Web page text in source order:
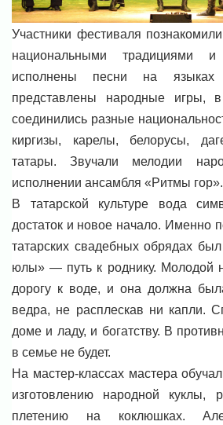
Участники фестиваля
национальными традициями
исполнены песни на языках
представлены народные игры,
соединились разные
киргизы, карелы, белорусы,
татары. Звучали мелодии
исполнении ансамбля «Ритмы гор».
В татарской культуре вода
достаток и новое начало. Именно
татарских свадебных обрядах
юлы» — путь к роднику. Молодой
дорогу к воде, и она должна
ведра, не расплескав ни капли.
доме и ладу, и богатству. В
в семье не будет.
На мастер-классах мастера
изготовлению народной куклы,
плетению на коклюшках.